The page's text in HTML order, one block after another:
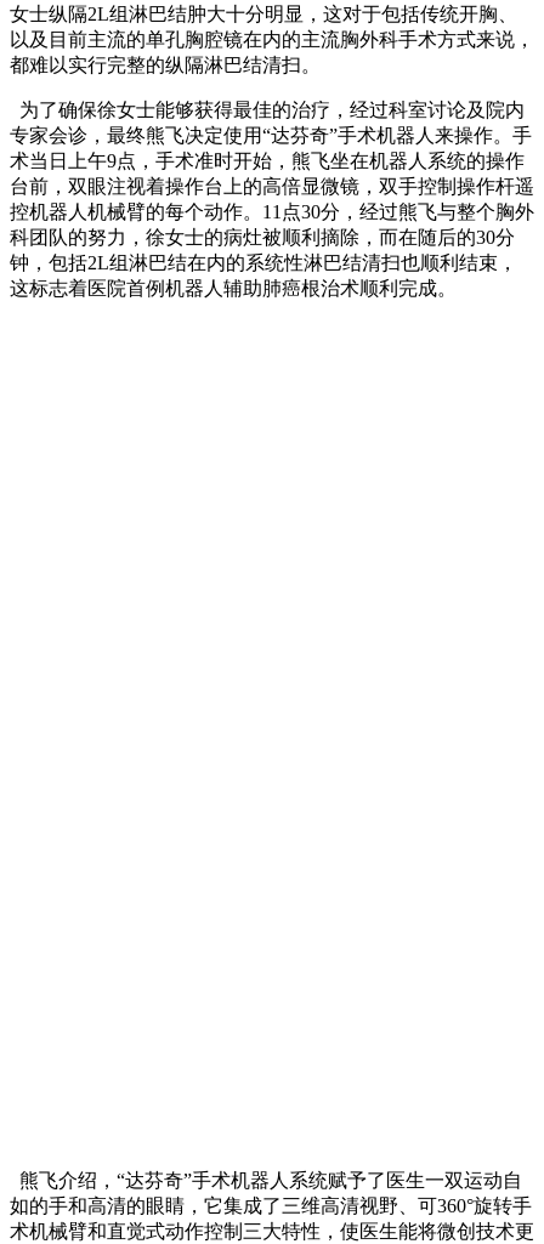
女士纵隔2L组淋巴结肿大十分明显，这对于包括传统开胸、
以及目前主流的单孔胸腔镜在内的主流胸外科手术方式来说，
都难以实行完整的纵隔淋巴结清扫。
为了确保徐女士能够获得最佳的治疗，经过科室讨论及院内
专家会诊，最终熊飞决定使用“达芬奇”手术机器人来操作。手
术当日上午9点，手术准时开始，熊飞坐在机器人系统的操作
台前，双眼注视着操作台上的高倍显微镜，双手控制操作杆遥
控机器人机械臂的每个动作。11点30分，经过熊飞与整个胸外
科团队的努力，徐女士的病灶被顺利摘除，而在随后的30分
钟，包括2L组淋巴结在内的系统性淋巴结清扫也顺利结束，
这标志着医院首例机器人辅助肺癌根治术顺利完成。
熊飞介绍，“达芬奇”手术机器人系统赋予了医生一双运动自
如的手和高清的眼睛，它集成了三维高清视野、可360°旋转手
术机械臂和直觉式动作控制三大特性，使医生能将微创技术更